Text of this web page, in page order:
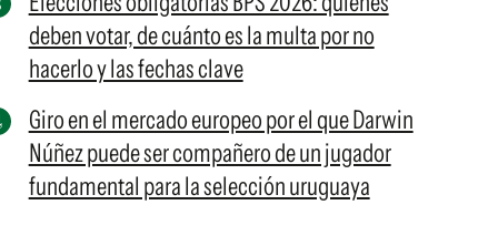
deben votar, de cuánto es la multa por no
hacerlo y las fechas clave
Giro en el mercado europeo por el que Darwin
Núñez puede ser compañero de un jugador
fundamental para la selección uruguaya